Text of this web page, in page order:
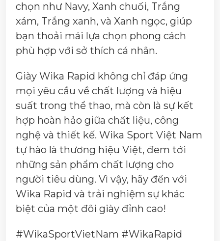
chọn như Navy, Xanh chuối, Trắng
xám, Trắng xanh, và Xanh ngọc, giúp
bạn thoải mái lựa chọn phong cách
phù hợp với sở thích cá nhân.
Giày Wika Rapid không chỉ đáp ứng
mọi yêu cầu về chất lượng và hiệu
suất trong thể thao, mà còn là sự kết
hợp hoàn hảo giữa chất liệu, công
nghệ và thiết kế. Wika Sport Việt Nam
tự hào là thương hiệu Việt, đem tới
những sản phẩm chất lượng cho
người tiêu dùng. Vì vậy, hãy đến với
Wika Rapid và trải nghiệm sự khác
biệt của một đôi giày đỉnh cao!
#WikaSportVietNam #WikaRapid